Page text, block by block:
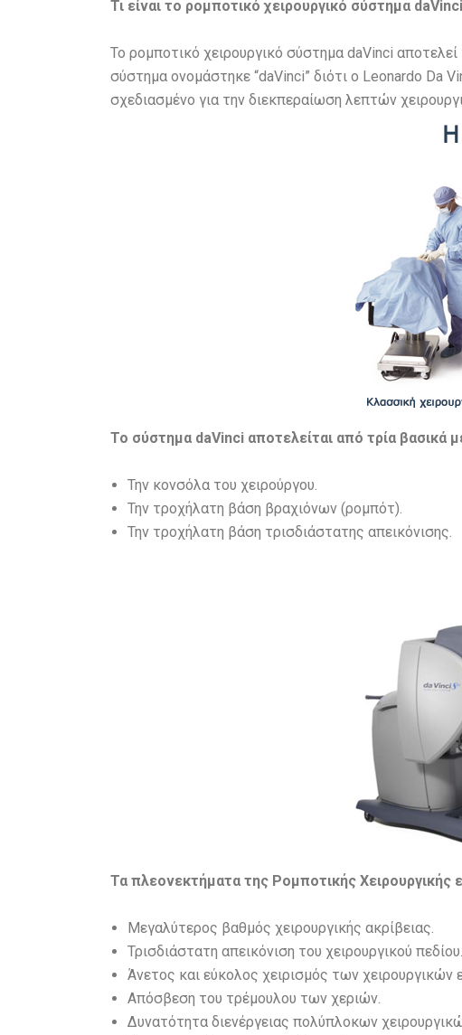
Τι είναι το ρομποτικό χειρουργικό σύστημα
Το ρομποτικό χειρουργικό σύστημα daVinci
σύστημα ονομάστηκε “daVinci” διότι ο Leonardo Da
σχεδιασμένο για την διεκπεραίωση λεπτών
Το σύστημα daVinci αποτελείται από τρία βασικά
Την κονσόλα του χειρούργου.
Την τροχήλατη βάση βραχιόνων (ρομπότ).
Την τροχήλατη βάση τρισδιάστατης απεικόνισης.
Τα πλεονεκτήματα της Ρομποτικής Χειρουργικής
Μεγαλύτερος βαθμός χειρουργικής ακρίβειας.
Τρισδιάστατη απεικόνιση του χειρουργικού
Άνετος και εύκολος χειρισμός των χειρουργικών
Απόσβεση του τρέμουλου των χεριών.
Δυνατότητα διενέργειας πολύπλοκων